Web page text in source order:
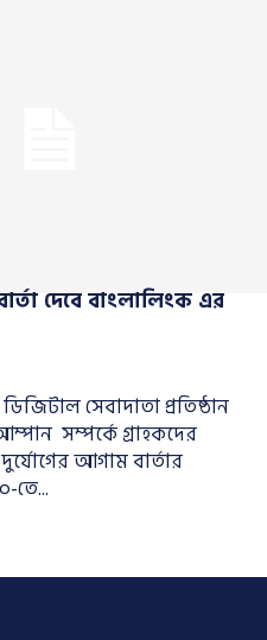
দেবে বাংলালিংক এর
সেবাদাতা প্রতিষ্ঠান
সম্পর্কে গ্রাহকদের
আগাম বার্তার
তে...